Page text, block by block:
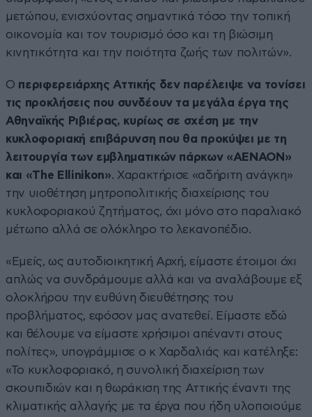
μετώπου, ενισχύοντας σημαντικά τόσο την τοπική
οικονομία και τον τουρισμό όσο και τη βιώσιμη
κινητικότητα και την ποιότητα ζωής των πολιτών».
Ο περιφερειάρχης Αττικής δεν παρέλειψε να τονίσει
τις προκλήσεις που συνδέουν τα μεγάλα έργα της
Αθηναϊκής Ριβιέρας, κυρίως σε σχέση με την
κυκλοφοριακή επιβάρυνση που θα προκύψει με τη
λειτουργία των εμβληματικών πάρκων «ΑΕΝΑΟΝ»
και «The Ellinikon». Χαρακτήρισε «αδήριτη ανάγκη»
την υιοθέτηση μητροπολιτικής διαχείρισης του
κυκλοφοριακού ζητήματος, όχι μόνο στο παραλιακό
μέτωπο αλλά σε ολόκληρο το λεκανοπέδιο.
«Εμείς, ως αυτοδιοικητική Αρχή, είμαστε έτοιμοι όχι
απλώς να συνδράμουμε αλλά και να αναλάβουμε εξ
ολοκλήρου την ευθύνη διευθέτησης του
προβλήματος, εφόσον μας ανατεθεί. Είμαστε εδώ
και θέλουμε να είμαστε χρήσιμοι απέναντι στους
πολίτες», υπογράμμισε ο κ Χαρδαλιάς και κατέληξε:
«Το κυκλοφοριακό, η συνολική διαχείριση των
σκουπιδιών και η θωράκιση της Αττικής έναντι της
κλιματικής αλλαγής με τα έργα που ήδη υλοποιούμε